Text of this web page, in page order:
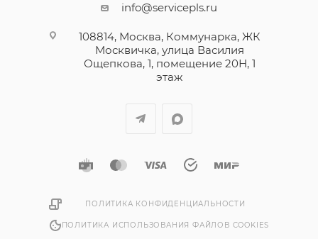
info@servicepls.ru
108814, Москва, Коммунарка, ЖК
Москвичка, улица Василия
Ощепкова, 1​, помещение 20Н, 1
этаж
ПОЛИТИКА КОНФИДЕНЦИАЛЬНОСТИ
ПОЛИТИКА ИСПОЛЬЗОВАНИЯ ФАЙЛОВ COOKIES